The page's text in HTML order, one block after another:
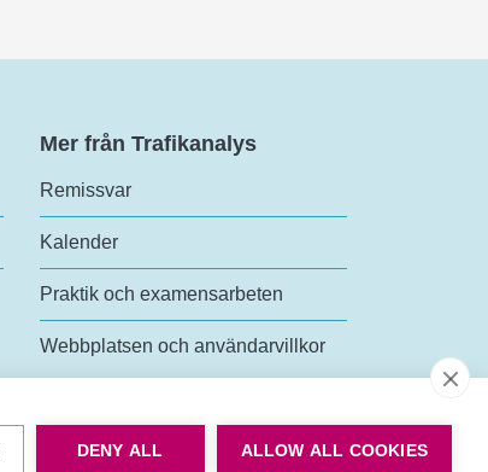
DENY ALL ALLOW ALL COOKIES
Mer från Trafikanalys
Remissvar
Kalender
Praktik och examensarbeten
Webbplatsen och användarvillkor